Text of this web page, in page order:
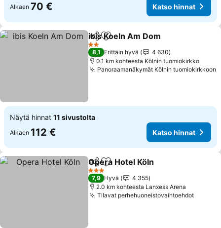
Alkaen 70 € Katso hinnat
Jaa Lisää suosikkeihin
ibis Koeln Am Dom
2 Tähtiluokitus
8,1 Erittäin hyvä
4 630
0.1 km kohteesta Kölnin tuomiokirkko
Panoraamanäkymät Kölnin tuomiokirkkoon
Näytä hinnat 11 sivustolta
Alkaen 112 € Katso hinnat
Jaa Lisää suosikkeihin
Opera Hotel Köln
3 Tähtiluokitus
7,9 Hyvä
4 355
2.0 km kohteesta Lanxess Arena
Tilavat perhehuoneistovaihtoehdot